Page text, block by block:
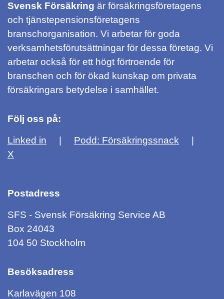
Svensk Försäkring är försäkringsföretagens
och tjänstepensionsföretagens
branschorganisation. Vi arbetar för goda
verksamhetsförutsättningar för dessa företag. Vi
arbetar också för ett högt förtroende för
branschen och för ökad kunskap om privata
försäkringars betydelse i samhället.
Följ oss på:
Linked in
Podd: Försäkringssnack
X
Postadress
SFS - Svensk Försäkring Service AB
Box 24043
104 50 Stockholm
Besöksadress
Karlavägen 108